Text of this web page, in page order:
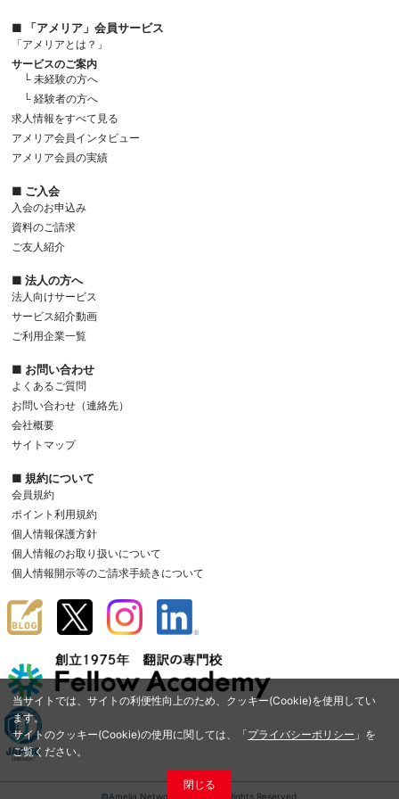
当サイトでは、サイトの利便性向上のため、クッキー(Cookie)を使用してい
ます。
サイトのクッキー(Cookie)の使用に関しては、「プライバシーポリシー 」を
ご覧ください。
閉じる
■ 「アメリア」会員サービス
「アメリアとは？」
サービスのご案内
└ 未経験の方へ
└ 経験者の方へ
求人情報をすべて見る
アメリア会員インタビュー
アメリア会員の実績
■ ご入会
入会のお申込み
資料のご請求
ご友人紹介
■ 法人の方へ
法人向けサービス
サービス紹介動画
ご利用企業一覧
■ お問い合わせ
よくあるご質問
お問い合わせ（連絡先）
会社概要
サイトマップ
■ 規約について
会員規約
ポイント利用規約
個人情報保護方針
個人情報のお取り扱いについて
個人情報開示等のご請求手続きについて
©Amelia Network Co.,Ltd. All Rights Reserved.